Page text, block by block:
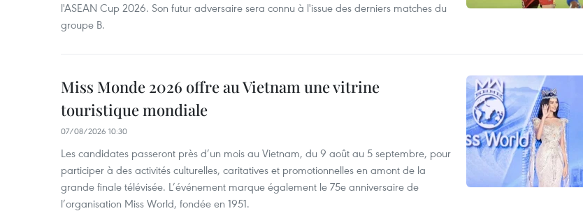
l'ASEAN Cup 2026. Son futur adversaire sera connu à l'issue des derniers matches du
groupe B.
Miss Monde 2026 offre au Vietnam une vitrine
touristique mondiale
07/08/2026 10:30
Les candidates passeront près d’un mois au Vietnam, du 9 août au 5 septembre, pour
participer à des activités culturelles, caritatives et promotionnelles en amont de la
grande finale télévisée. L’événement marque également le 75e anniversaire de
l’organisation Miss World, fondée en 1951.